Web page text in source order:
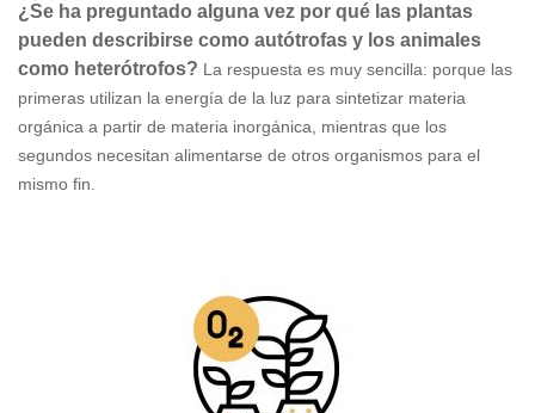
¿Se ha preguntado alguna vez por qué las plantas
pueden describirse como autótrofas y los animales
como heterótrofos? La respuesta es muy sencilla: porque las
primeras utilizan la energía de la luz para sintetizar materia
orgánica a partir de materia inorgánica, mientras que los
segundos necesitan alimentarse de otros organismos para el
mismo fin.